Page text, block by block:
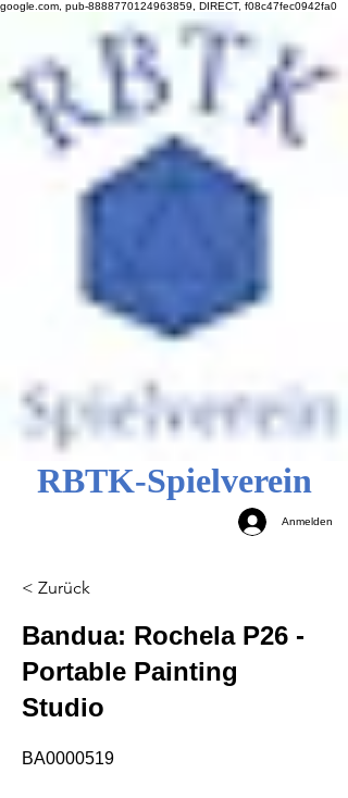
google.com, pub-8888770124963859, DIRECT, f08c47fec0942fa0
RBTK-Spielverein
Anmelden
< Zurück
Bandua: Rochela P26 -
Portable Painting
Studio
BA0000519